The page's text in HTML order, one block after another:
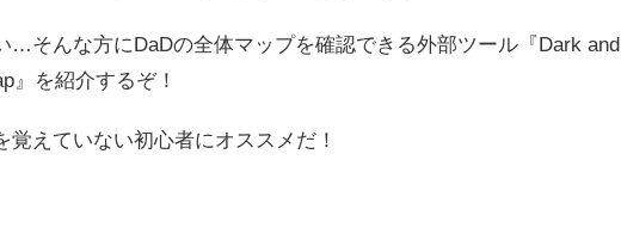
…そんな方にDaDの全体マップを確認できる外部ツール『Dark and
』を紹介するぞ！
覚えていない初心者にオススメだ！